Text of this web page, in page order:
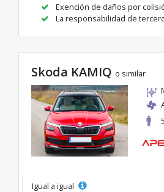
Exención de daños por
La responsabilidad de
Skoda KAMIQ o similar
5
Igual a igual